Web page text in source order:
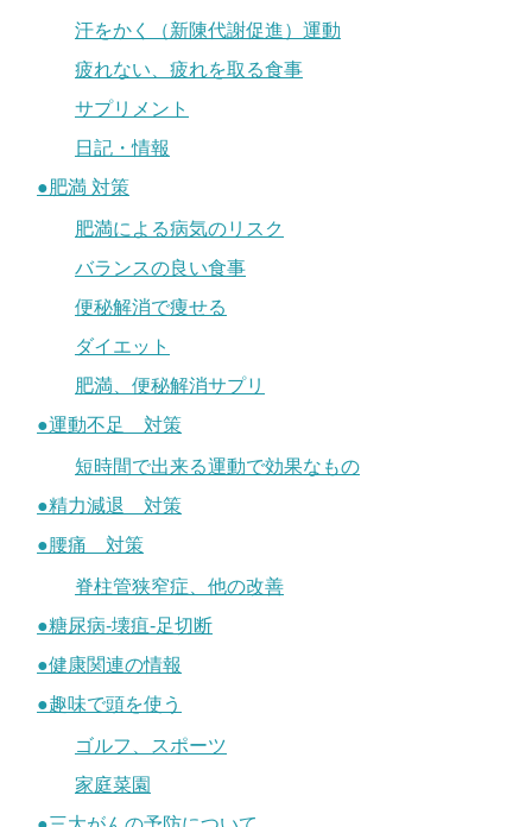
汗をかく（新陳代謝促進）運動
疲れない、疲れを取る食事
サプリメント
日記・情報
●肥満 対策
肥満による病気のリスク
バランスの良い食事
便秘解消で痩せる
ダイエット
肥満、便秘解消サプリ
●運動不足 対策
短時間で出来る運動で効果なもの
●精力減退 対策
●腰痛 対策
脊柱管狭窄症、他の改善
●糖尿病-壊疽-足切断
●健康関連の情報
●趣味で頭を使う
ゴルフ、スポーツ
家庭菜園